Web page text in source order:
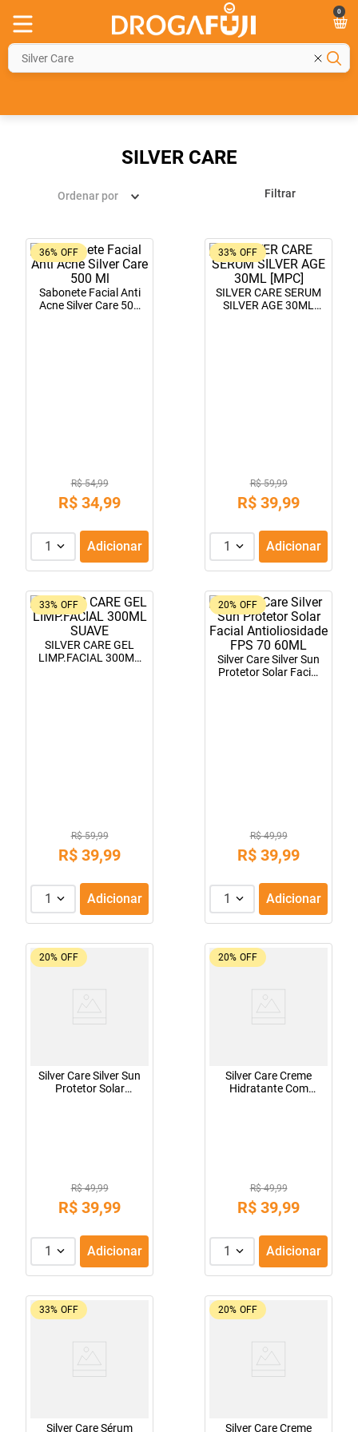
0
O que está procurando hoje?
SILVER CARE
Ordenar por Filtrar
36% OFF
Sabonete Facial Anti
Acne Silver Care 500
R$ 54,99
R$ 34,99
1 Adicionar
33% OFF
SILVER CARE SERUM
SILVER AGE 30ML
R$ 59,99
R$ 39,99
1 Adicionar
33% OFF
SILVER CARE GEL
LIMP.FACIAL 300ML
R$ 59,99
R$ 39,99
1 Adicionar
20% OFF
Silver Care Silver Sun
Protetor Solar Facial
R$ 49,99
R$ 39,99
1 Adicionar
20% OFF
Silver Care Silver Sun
Protetor Solar
R$ 49,99
R$ 39,99
1 Adicionar
20% OFF
Silver Care Creme
Hidratante Com
R$ 49,99
R$ 39,99
1 Adicionar
33% OFF
Silver Care Sérum
20% OFF
Silver Care Creme